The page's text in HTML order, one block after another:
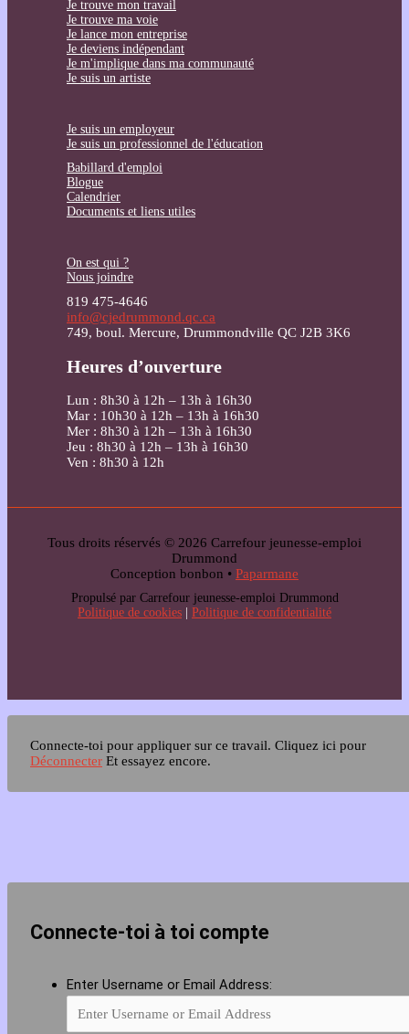
Je trouve mon travail
Je trouve ma voie
Je lance mon entreprise
Je deviens indépendant
Je m'implique dans ma communauté
Je suis un artiste
Je suis un employeur
Je suis un professionnel de l'éducation
Babillard d'emploi
Blogue
Calendrier
Documents et liens utiles
On est qui ?
Nous joindre
819 475-4646
info@cjedrummond.qc.ca
749, boul. Mercure, Drummondville QC J2B 3K6
Heures d’ouverture
Lun : 8h30 à 12h – 13h à 16h30
Mar : 10h30 à 12h – 13h à 16h30
Mer : 8h30 à 12h – 13h à 16h30
Jeu : 8h30 à 12h – 13h à 16h30
Ven : 8h30 à 12h
Tous droits réservés © 2026 Carrefour jeunesse-emploi
Drummond
Conception bonbon • Paparmane
Propulsé par Carrefour jeunesse-emploi Drummond
Politique de cookies | Politique de confidentialité
Connecte-toi pour appliquer sur ce travail. Cliquez ici pour
Déconnecter Et essayez encore.
Connecte-toi à toi compte
Enter Username or Email Address: